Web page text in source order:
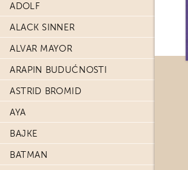
ADOLF
ALACK SINNER
ALVAR MAYOR
ARAPIN BUDUĆNOSTI
ASTRID BROMID
AYA
BAJKE
BATMAN